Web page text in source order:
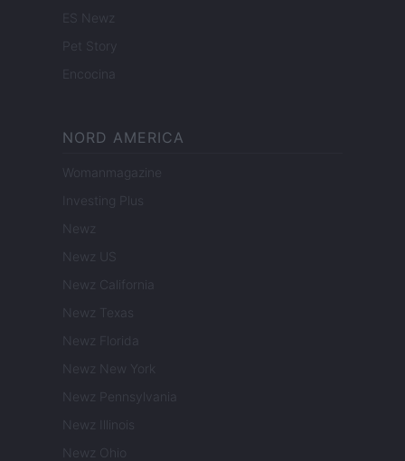
ES Newz
Pet Story
Encocina
NORD AMERICA
Womanmagazine
Investing Plus
Newz
Newz US
Newz California
Newz Texas
Newz Florida
Newz New York
Newz Pennsylvania
Newz Illinois
Newz Ohio